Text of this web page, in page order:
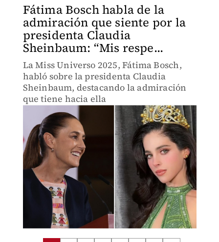
Fátima Bosch habla de la
admiración que siente por la
presidenta Claudia
Sheinbaum: “Mis respe...
La Miss Universo 2025, Fátima Bosch,
habló sobre la presidenta Claudia
Sheinbaum, destacando la admiración
que tiene hacia ella